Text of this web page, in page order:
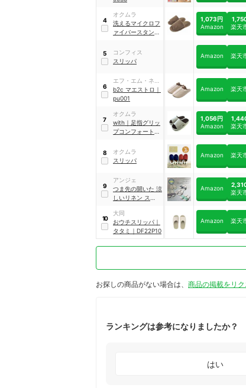
4
オクムラ
洗えるマイクロフ
ァイバースタンダ
1,073円
Amazon
楽天
5
コンフィス
スリッパ
Amazon 楽天
6
エフ・エム・ネッ
ト
b2c マエストロ ｜
pu001
Amazon 楽天
7
オクムラ
with ｜ 足指グリッ
プコンフォート｜
1,056円
Amazon
楽天
8
オクムラ
スリッパ
Amazon 楽天
9
アンジェ
つま先の開いた 涼
しいリネン スリッ
Amazon
楽天
10
大同
おウチスリッパ ｜
タタミ ｜ DF22P10
Amazon 楽天
お探しの商品がない場合は、 商品の掲載をリク
ランキングは参考になりましたか？
はい